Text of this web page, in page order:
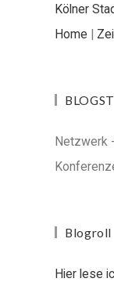
Kölner
Home |
BLOGST
Netzwerk
Blogroll
Hier lese